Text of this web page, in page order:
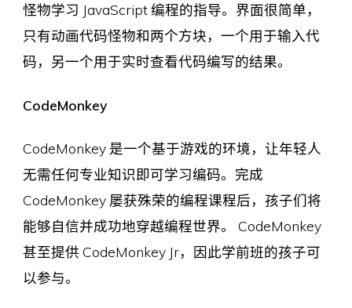
怪物学习 JavaScript 编程的指导。界面很简单，
只有动画代码怪物和两个方块，一个用于输入代
码，另一个用于实时查看代码编写的结果。
CodeMonkey
CodeMonkey 是一个基于游戏的环境，让年轻人
无需任何专业知识即可学习编码。完成
CodeMonkey 屡获殊荣的编程课程后，孩子们将
能够自信并成功地穿越编程世界。 CodeMonkey
甚至提供 CodeMonkey Jr，因此学前班的孩子可
以参与。